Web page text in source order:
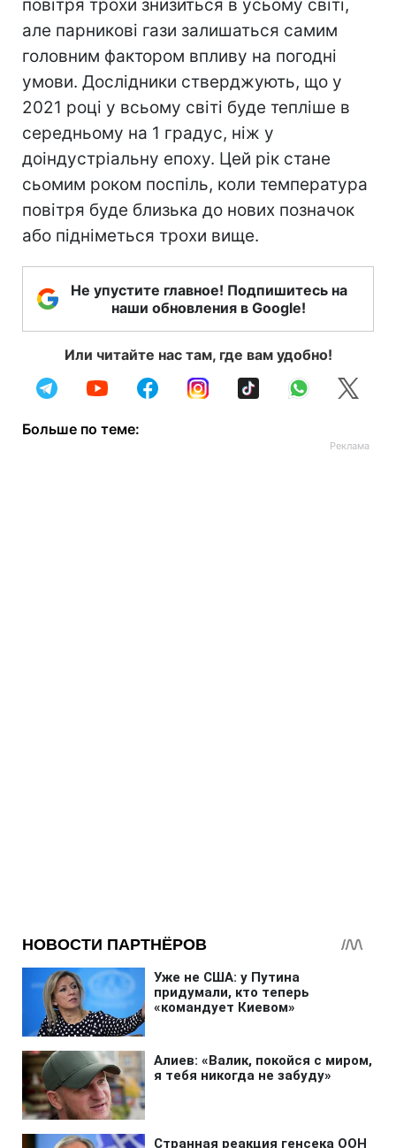
повітря трохи знизиться в усьому світі,
але парникові гази залишаться самим
головним фактором впливу на погодні
умови. Дослідники стверджують, що у
2021 році у всьому світі буде тепліше в
середньому на 1 градус, ніж у
доіндустріальну епоху. Цей рік стане
сьомим роком поспіль, коли температура
повітря буде близька до нових позначок
або підніметься трохи вище.
Не упустите главное! Подпишитесь на
наши обновления в Google!
Или читайте нас там, где вам удобно!
Больше по теме: